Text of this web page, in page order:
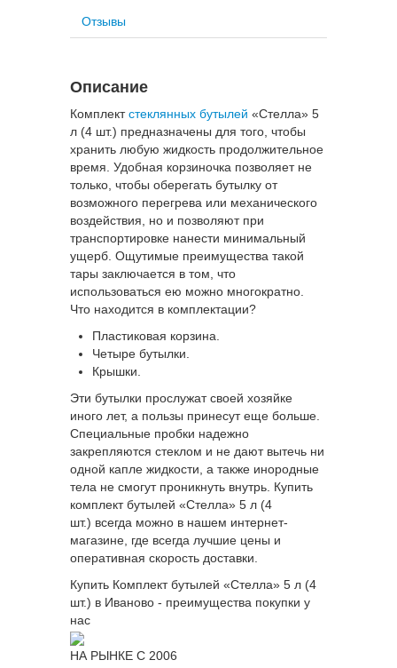
Отзывы
Описание
Комплектстеклянных бутылей «Стелла» 5
л (4 шт.) предназначены для того, чтобы
хранить любую жидкость продолжительное
время. Удобная корзиночка позволяет не
только, чтобы оберегать бутылку от
возможного перегрева или механического
воздействия, но и позволяют при
транспортировке нанести минимальный
ущерб. Ощутимые преимущества такой
тары заключается в том, что
использоваться ею можно многократно.
Что находится в комплектации?
Пластиковая корзина.
Четыре бутылки.
Крышки.
Эти бутылки прослужат своей хозяйке
иного лет, а пользы принесут еще больше.
Специальные пробки надежно
закрепляются стеклом и не дают вытечь ни
одной капле жидкости, а также инородные
тела не смогут проникнуть внутрь. Купить
комплект бутылей «Стелла» 5 л (4
шт.) всегда можно в нашем интернет-
магазине, где всегда лучшие цены и
оперативная скорость доставки.
Купить Комплект бутылей «Стелла» 5 л (4
шт.) в Иваново - преимущества покупки у
нас
НА РЫНКЕ С 2006